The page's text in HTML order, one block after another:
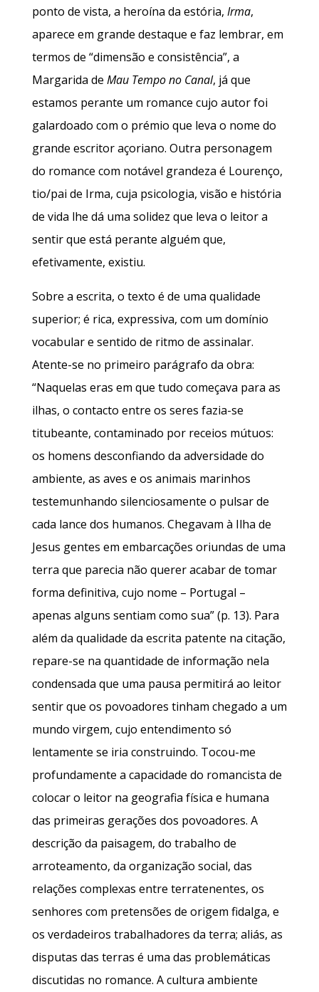
ponto de vista, a heroína da estória, Irma,
aparece em grande destaque e faz lembrar, em
termos de “dimensão e consistência”, a
Margarida de Mau Tempo no Canal, já que
estamos perante um romance cujo autor foi
galardoado com o prémio que leva o nome do
grande escritor açoriano. Outra personagem
do romance com notável grandeza é Lourenço,
tio/pai de Irma, cuja psicologia, visão e história
de vida lhe dá uma solidez que leva o leitor a
sentir que está perante alguém que,
efetivamente, existiu.
Sobre a escrita, o texto é de uma qualidade
superior; é rica, expressiva, com um domínio
vocabular e sentido de ritmo de assinalar.
Atente-se no primeiro parágrafo da obra:
“Naquelas eras em que tudo começava para as
ilhas, o contacto entre os seres fazia-se
titubeante, contaminado por receios mútuos:
os homens desconfiando da adversidade do
ambiente, as aves e os animais marinhos
testemunhando silenciosamente o pulsar de
cada lance dos humanos. Chegavam à Ilha de
Jesus gentes em embarcações oriundas de uma
terra que parecia não querer acabar de tomar
forma definitiva, cujo nome – Portugal –
apenas alguns sentiam como sua” (p. 13). Para
além da qualidade da escrita patente na citação,
repare-se na quantidade de informação nela
condensada que uma pausa permitirá ao leitor
sentir que os povoadores tinham chegado a um
mundo virgem, cujo entendimento só
lentamente se iria construindo. Tocou-me
profundamente a capacidade do romancista de
colocar o leitor na geografia física e humana
das primeiras gerações dos povoadores. A
descrição da paisagem, do trabalho de
arroteamento, da organização social, das
relações complexas entre terratenentes, os
senhores com pretensões de origem fidalga, e
os verdadeiros trabalhadores da terra; aliás, as
disputas das terras é uma das problemáticas
discutidas no romance. A cultura ambiente